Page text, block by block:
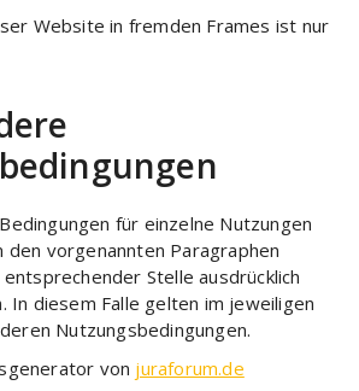
Website in fremden Frames ist nur
für einzelne Nutzungen
vorgenannten Paragraphen
Stelle ausdrücklich
In diesem Falle gelten im jeweiligen
Nutzungsbedingungen.
von juraforum.de